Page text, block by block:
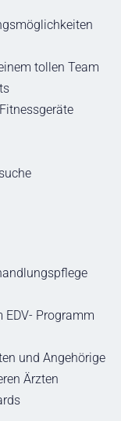
tollen Team
Programm
und Angehörige
Ärzten